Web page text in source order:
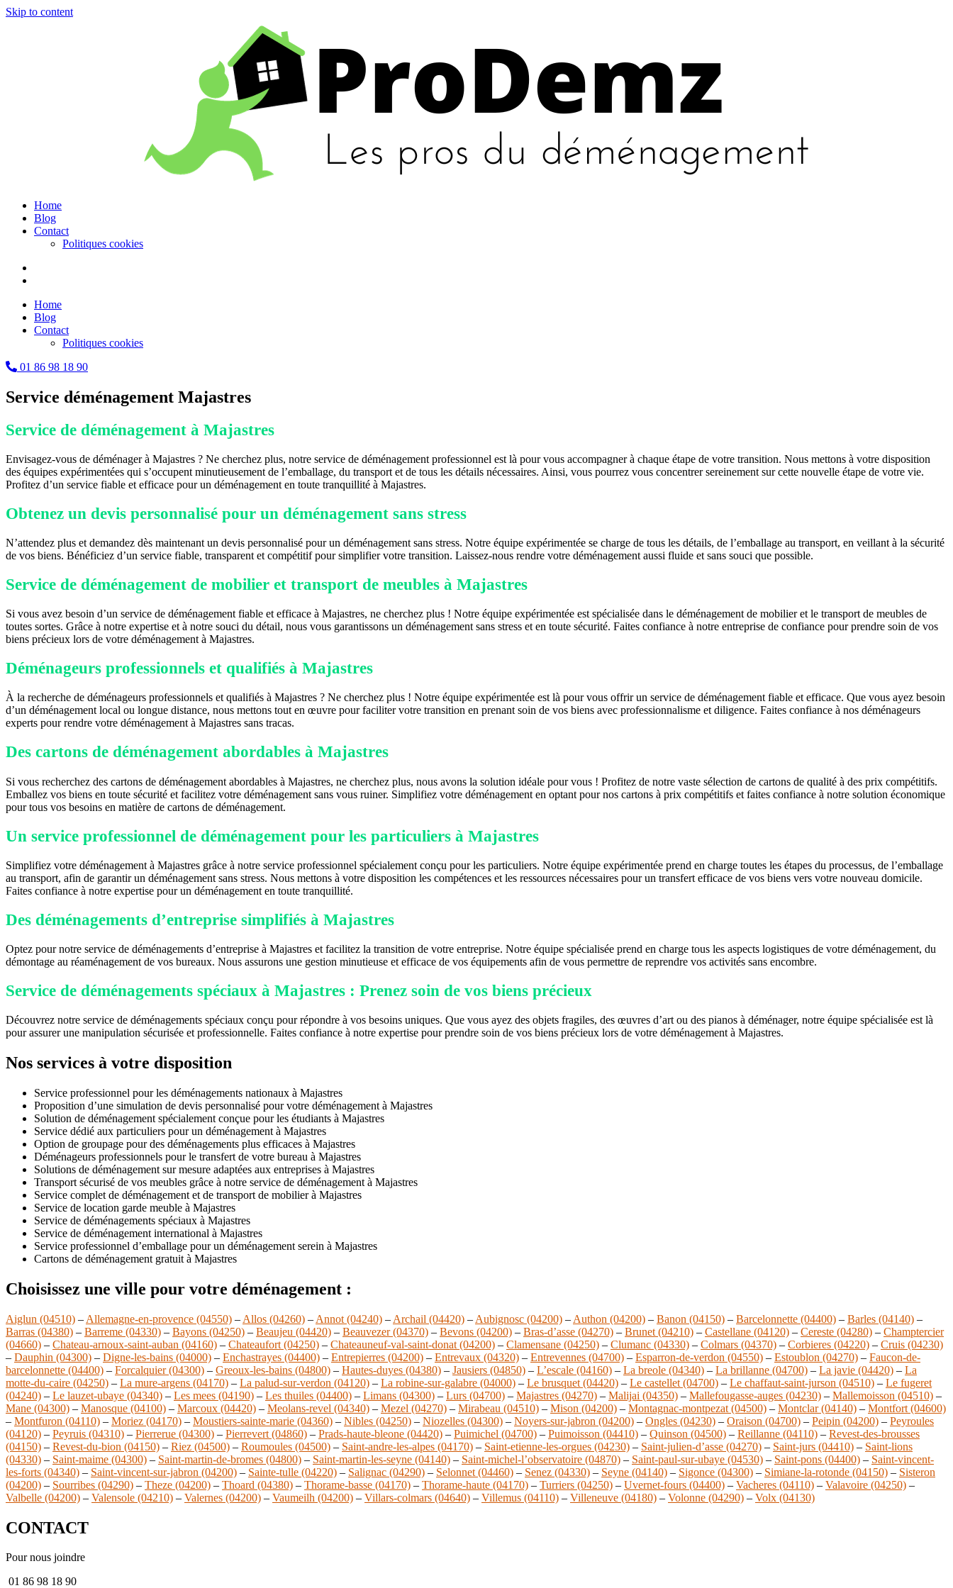
Skip to content
Home
Blog
Contact
Politiques cookies
Home
Blog
Contact
Politiques cookies
01 86 98 18 90
Service déménagement Majastres
Service de déménagement à Majastres
Envisagez-vous de déménager à Majastres ? Ne cherchez plus, notre service de déménagement professionnel est là pour vous accompagner à chaque étape de votre transition. Nous mettons à votre disposition
des équipes expérimentées qui s’occupent minutieusement de l’emballage, du transport et de tous les détails nécessaires. Ainsi, vous pourrez vous concentrer sereinement sur cette nouvelle étape de votre vie.
Profitez d’un service fiable et efficace pour un déménagement en toute tranquillité à Majastres.
Obtenez un devis personnalisé pour un déménagement sans stress
N’attendez plus et demandez dès maintenant un devis personnalisé pour un déménagement sans stress. Notre équipe expérimentée se charge de tous les détails, de l’emballage au transport, en veillant à la sécurité
de vos biens. Bénéficiez d’un service fiable, transparent et compétitif pour simplifier votre transition. Laissez-nous rendre votre déménagement aussi fluide et sans souci que possible.
Service de déménagement de mobilier et transport de meubles à Majastres
Si vous avez besoin d’un service de déménagement fiable et efficace à Majastres, ne cherchez plus ! Notre équipe expérimentée est spécialisée dans le déménagement de mobilier et le transport de meubles de
toutes sortes. Grâce à notre expertise et à notre souci du détail, nous vous garantissons un déménagement sans stress et en toute sécurité. Faites confiance à notre entreprise de confiance pour prendre soin de vos
biens précieux lors de votre déménagement à Majastres.
Déménageurs professionnels et qualifiés à Majastres
À la recherche de déménageurs professionnels et qualifiés à Majastres ? Ne cherchez plus ! Notre équipe expérimentée est là pour vous offrir un service de déménagement fiable et efficace. Que vous ayez besoin
d’un déménagement local ou longue distance, nous mettons tout en œuvre pour faciliter votre transition en prenant soin de vos biens avec professionnalisme et diligence. Faites confiance à nos déménageurs
experts pour rendre votre déménagement à Majastres sans tracas.
Des cartons de déménagement abordables à Majastres
Si vous recherchez des cartons de déménagement abordables à Majastres, ne cherchez plus, nous avons la solution idéale pour vous ! Profitez de notre vaste sélection de cartons de qualité à des prix compétitifs.
Emballez vos biens en toute sécurité et facilitez votre déménagement sans vous ruiner. Simplifiez votre déménagement en optant pour nos cartons à prix compétitifs et faites confiance à notre solution économique
pour tous vos besoins en matière de cartons de déménagement.
Un service professionnel de déménagement pour les particuliers à Majastres
Simplifiez votre déménagement à Majastres grâce à notre service professionnel spécialement conçu pour les particuliers. Notre équipe expérimentée prend en charge toutes les étapes du processus, de l’emballage
au transport, afin de garantir un déménagement sans stress. Nous mettons à votre disposition les compétences et les ressources nécessaires pour un transfert efficace de vos biens vers votre nouveau domicile.
Faites confiance à notre expertise pour un déménagement en toute tranquillité.
Des déménagements d’entreprise simplifiés à Majastres
Optez pour notre service de déménagements d’entreprise à Majastres et facilitez la transition de votre entreprise. Notre équipe spécialisée prend en charge tous les aspects logistiques de votre déménagement, du
démontage au réaménagement de vos bureaux. Nous assurons une gestion minutieuse et efficace de vos équipements afin de vous permettre de reprendre vos activités sans encombre.
Service de déménagements spéciaux à Majastres : Prenez soin de vos biens précieux
Découvrez notre service de déménagements spéciaux conçu pour répondre à vos besoins uniques. Que vous ayez des objets fragiles, des œuvres d’art ou des pianos à déménager, notre équipe spécialisée est là
pour assurer une manipulation sécurisée et professionnelle. Faites confiance à notre expertise pour prendre soin de vos biens précieux lors de votre déménagement à Majastres.
Nos services à votre disposition
Service professionnel pour les déménagements nationaux à Majastres
Proposition d’une simulation de devis personnalisé pour votre déménagement à Majastres
Solution de déménagement spécialement conçue pour les étudiants à Majastres
Service dédié aux particuliers pour un déménagement à Majastres
Option de groupage pour des déménagements plus efficaces à Majastres
Déménageurs professionnels pour le transfert de votre bureau à Majastres
Solutions de déménagement sur mesure adaptées aux entreprises à Majastres
Transport sécurisé de vos meubles grâce à notre service de déménagement à Majastres
Service complet de déménagement et de transport de mobilier à Majastres
Service de location garde meuble à Majastres
Service de déménagements spéciaux à Majastres
Service de déménagement international à Majastres
Service professionnel d’emballage pour un déménagement serein à Majastres
Cartons de déménagement gratuit à Majastres
Choisissez une ville pour votre déménagement :
Aiglun (04510) – Allemagne-en-provence (04550) – Allos (04260) – Annot (04240) – Archail (04420) – Aubignosc (04200) – Authon (04200) – Banon (04150) – Barcelonnette (04400) – Barles (04140) –
Barras (04380) – Barreme (04330) – Bayons (04250) – Beaujeu (04420) – Beauvezer (04370) – Bevons (04200) – Bras-d’asse (04270) – Brunet (04210) – Castellane (04120) – Cereste (04280) – Champtercier
(04660) – Chateau-arnoux-saint-auban (04160) – Chateaufort (04250) – Chateauneuf-val-saint-donat (04200) – Clamensane (04250) – Clumanc (04330) – Colmars (04370) – Corbieres (04220) – Cruis (04230)
– Dauphin (04300) – Digne-les-bains (04000) – Enchastrayes (04400) – Entrepierres (04200) – Entrevaux (04320) – Entrevennes (04700) – Esparron-de-verdon (04550) – Estoublon (04270) – Faucon-de-
barcelonnette (04400) – Forcalquier (04300) – Greoux-les-bains (04800) – Hautes-duyes (04380) – Jausiers (04850) – L’escale (04160) – La breole (04340) – La brillanne (04700) – La javie (04420) – La
motte-du-caire (04250) – La mure-argens (04170) – La palud-sur-verdon (04120) – La robine-sur-galabre (04000) – Le brusquet (04420) – Le castellet (04700) – Le chaffaut-saint-jurson (04510) – Le fugeret
(04240) – Le lauzet-ubaye (04340) – Les mees (04190) – Les thuiles (04400) – Limans (04300) – Lurs (04700) – Majastres (04270) – Malijai (04350) – Mallefougasse-auges (04230) – Mallemoisson (04510) –
Mane (04300) – Manosque (04100) – Marcoux (04420) – Meolans-revel (04340) – Mezel (04270) – Mirabeau (04510) – Mison (04200) – Montagnac-montpezat (04500) – Montclar (04140) – Montfort (04600)
– Montfuron (04110) – Moriez (04170) – Moustiers-sainte-marie (04360) – Nibles (04250) – Niozelles (04300) – Noyers-sur-jabron (04200) – Ongles (04230) – Oraison (04700) – Peipin (04200) – Peyroules
(04120) – Peyruis (04310) – Pierrerue (04300) – Pierrevert (04860) – Prads-haute-bleone (04420) – Puimichel (04700) – Puimoisson (04410) – Quinson (04500) – Reillanne (04110) – Revest-des-brousses
(04150) – Revest-du-bion (04150) – Riez (04500) – Roumoules (04500) – Saint-andre-les-alpes (04170) – Saint-etienne-les-orgues (04230) – Saint-julien-d’asse (04270) – Saint-jurs (04410) – Saint-lions
(04330) – Saint-maime (04300) – Saint-martin-de-bromes (04800) – Saint-martin-les-seyne (04140) – Saint-michel-l’observatoire (04870) – Saint-paul-sur-ubaye (04530) – Saint-pons (04400) – Saint-vincent-
les-forts (04340) – Saint-vincent-sur-jabron (04200) – Sainte-tulle (04220) – Salignac (04290) – Selonnet (04460) – Senez (04330) – Seyne (04140) – Sigonce (04300) – Simiane-la-rotonde (04150) – Sisteron
(04200) – Sourribes (04290) – Theze (04200) – Thoard (04380) – Thorame-basse (04170) – Thorame-haute (04170) – Turriers (04250) – Uvernet-fours (04400) – Vacheres (04110) – Valavoire (04250) –
Valbelle (04200) – Valensole (04210) – Valernes (04200) – Vaumeilh (04200) – Villars-colmars (04640) – Villemus (04110) – Villeneuve (04180) – Volonne (04290) – Volx (04130)
CONTACT
Pour nous joindre
01 86 98 18 90